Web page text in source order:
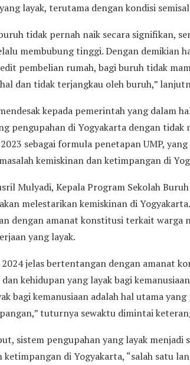
layak, terutama dengan kondisi
tidak pernah naik secara signifikan,
membubung tinggi. Dengan demikian
pembelian rumah, bagi buruh tidak
dan tidak terjangkau oleh buruh,”
kepada pemerintah yang dalam
pengupahan di Yogyakarta dengan
sebagai formula penetapan UMP,
kemiskinan dan ketimpangan di
Mulyadi, Kepala Program Sekolah
melestarikan kemiskinan di
dengan amanat konstitusi terkait warga
yang layak.
2024 jelas bertentangan dengan amanat
kehidupan yang layak bagi
bagi kemanusiaan adalah hal utama
tuturnya sewaktu dimintai
sistem pengupahan yang layak menjadi
ketimpangan di Yogyakarta, “salah satu